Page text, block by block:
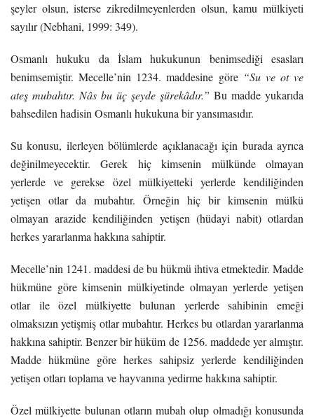
şeyler olsun, isterse zikredilmeyenlerden olsun, kamu mülkiyeti
sayılır (Nebhani, 1999: 349).
Osmanlı hukuku da İslam hukukunun benimsediği esasları
benimsemiştir. Mecelle’nin 1234. maddesine göre “Su ve ot ve
ateş mubahtır. Nâs bu üç şeyde şürekâdır.” Bu madde yukarıda
bahsedilen hadisin Osmanlı hukukuna bir yansımasıdır.
Su konusu, ilerleyen bölümlerde açıklanacağı için burada ayrıca
değinilmeyecektir. Gerek hiç kimsenin mülkünde olmayan
yerlerde ve gerekse özel mülkiyetteki yerlerde kendiliğinden
yetişen otlar da mubahtır. Örneğin hiç bir kimsenin mülkü
olmayan arazide kendiliğinden yetişen (hüdayi nabit) otlardan
herkes yararlanma hakkına sahiptir.
Mecelle’nin 1241. maddesi de bu hükmü ihtiva etmektedir. Madde
hükmüne göre kimsenin mülkiyetinde olmayan yerlerde yetişen
otlar ile özel mülkiyette bulunan yerlerde sahibinin emeği
olmaksızın yetişmiş otlar mubahtır. Herkes bu otlardan yararlanma
hakkına sahiptir. Benzer bir hüküm de 1256. maddede yer almıştır.
Madde hükmüne göre herkes sahipsiz yerlerde kendiliğinden
yetişen otları toplama ve hayvanına yedirme hakkına sahiptir.
Özel mülkiyette bulunan otların mubah olup olmadığı konusunda